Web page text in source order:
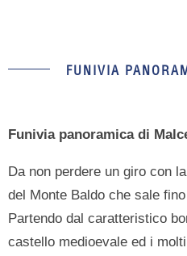
FUNIVIA
Funivia panoramica di
Da non perdere un giro con
del Monte Baldo che sale
Partendo dal caratteristico
castello medioevale ed i